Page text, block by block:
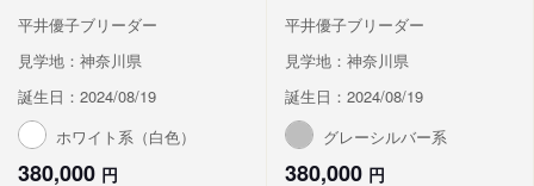
平井優子ブリーダー
見学地：神奈川県
誕生日：2024/08/19
ホワイト系（白色）
380,000 円
平井優子ブリーダー
見学地：神奈川県
誕生日：2024/08/19
グレーシルバー系
380,000 円